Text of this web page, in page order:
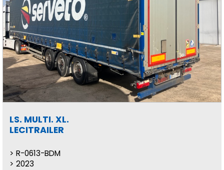
LS. MULTI. XL.
LECITRAILER
R-0613-BDM
2023